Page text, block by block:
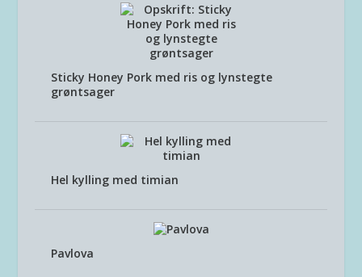
Sticky Honey Pork med ris og lynstegte
grøntsager
Hel kylling med timian
Pavlova